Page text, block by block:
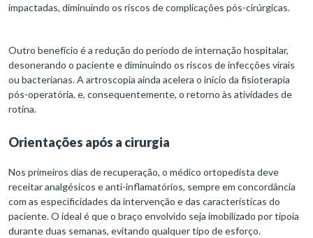
impactadas, diminuindo os riscos de complicações pós-cirúrgicas.
Outro benefício é a redução do período de internação hospitalar,
desonerando o paciente e diminuindo os riscos de infecções virais
ou bacterianas. A artroscopia ainda acelera o início da fisioterapia
pós-operatória, e, consequentemente, o retorno às atividades de
rotina.
Orientações após a cirurgia
Nos primeiros dias de recuperação, o médico ortopedista deve
receitar analgésicos e anti-inflamatórios, sempre em concordância
com as especificidades da intervenção e das características do
paciente. O ideal é que o braço envolvido seja imobilizado por tipoia
durante duas semanas, evitando qualquer tipo de esforço.